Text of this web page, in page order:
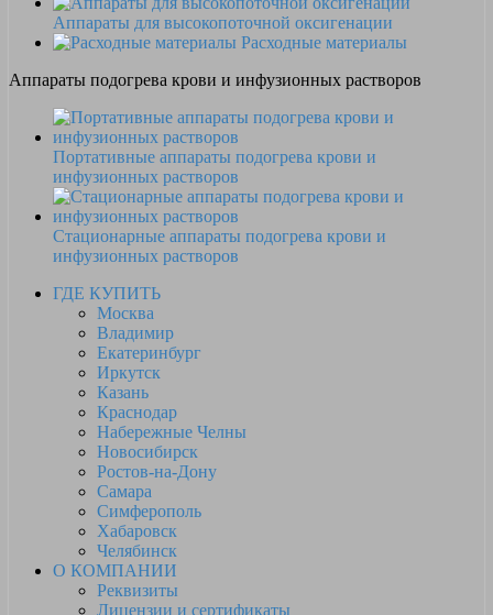
Аппараты для высокопоточной оксигенации
Расходные материалы
Аппараты подогрева крови и инфузионных растворов
Портативные аппараты подогрева крови и
инфузионных растворов
Стационарные аппараты подогрева крови и
инфузионных растворов
ГДЕ КУПИТЬ
Москва
Владимир
Екатеринбург
Иркутск
Казань
Краснодар
Набережные Челны
Новосибирск
Ростов-на-Дону
Самара
Симферополь
Хабаровск
Челябинск
О КОМПАНИИ
Реквизиты
Лицензии и сертификаты